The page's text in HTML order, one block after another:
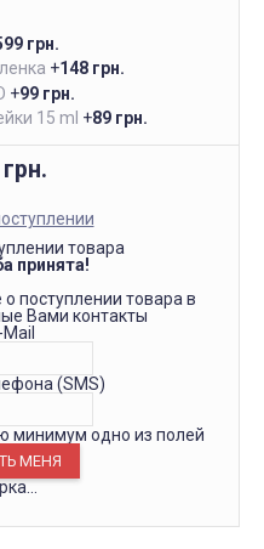
грн.
+148 грн.
+99 грн.
15 ml +89 грн.
товара
принята!
поступлении товара в
Вами контакты
(SMS)
минимум одно из полей